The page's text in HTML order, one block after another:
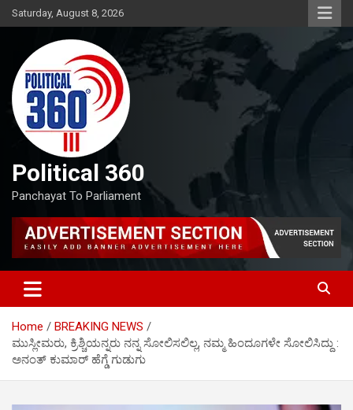
Skip
to
Saturday, August 8, 2026
Political 360
Panchayat To Parliament
Home
BREAKING NEWS
ಮುಸ್ಲೀಮರು, ಕ್ರಿಶ್ಚಿಯನ್ನರು ನನ್ನ ಸೋಲಿಸಲಿಲ್ಲ, ನಮ್ಮ ಹಿಂದೂಗಳೇ ಸೋಲಿಸಿದ್ದು :
ಅನಂತ್ ಕುಮಾರ್ ಹೆಗ್ಡೆ ಗುಡುಗು